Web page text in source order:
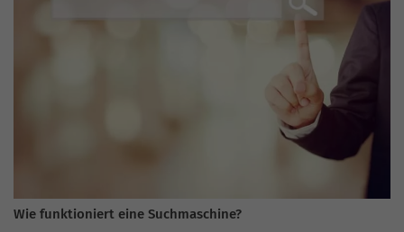
Wie funktioniert eine Suchmaschine?